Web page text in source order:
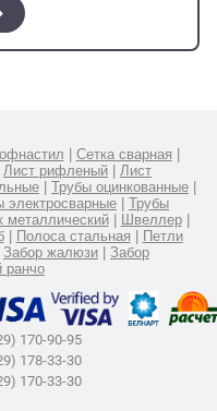
170-90-95
178-33-30
170-33-30
| Сетка сварная |
Лист рифленый | Лист
| Трубы оцинкованные |
электросварные | Трубы
металлический| Швеллер|
| Полоса стальная | Петли
Забор жалюзи | Забор
ранчо